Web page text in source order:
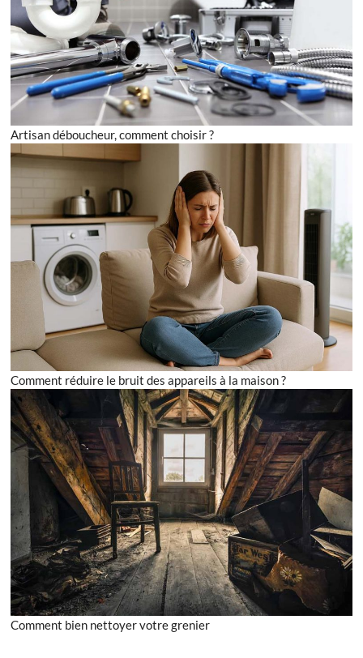
Artisan déboucheur, comment choisir ?
Comment réduire le bruit des appareils à la maison ?
Comment bien nettoyer votre grenier